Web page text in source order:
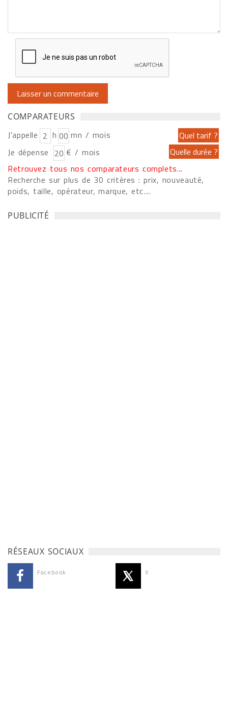
COMPARATEURS
J'appelle h
mn / mois
Je dépense
€ / mois
Retrouvez tous nos comparateurs complets...
Recherche sur plus de 30 critères : prix, nouveauté,
poids, taille, opérateur, marque, etc....
PUBLICITÉ
RÉSEAUX SOCIAUX
Facebook X